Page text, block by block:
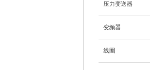
压力变送器
变频器
线圈